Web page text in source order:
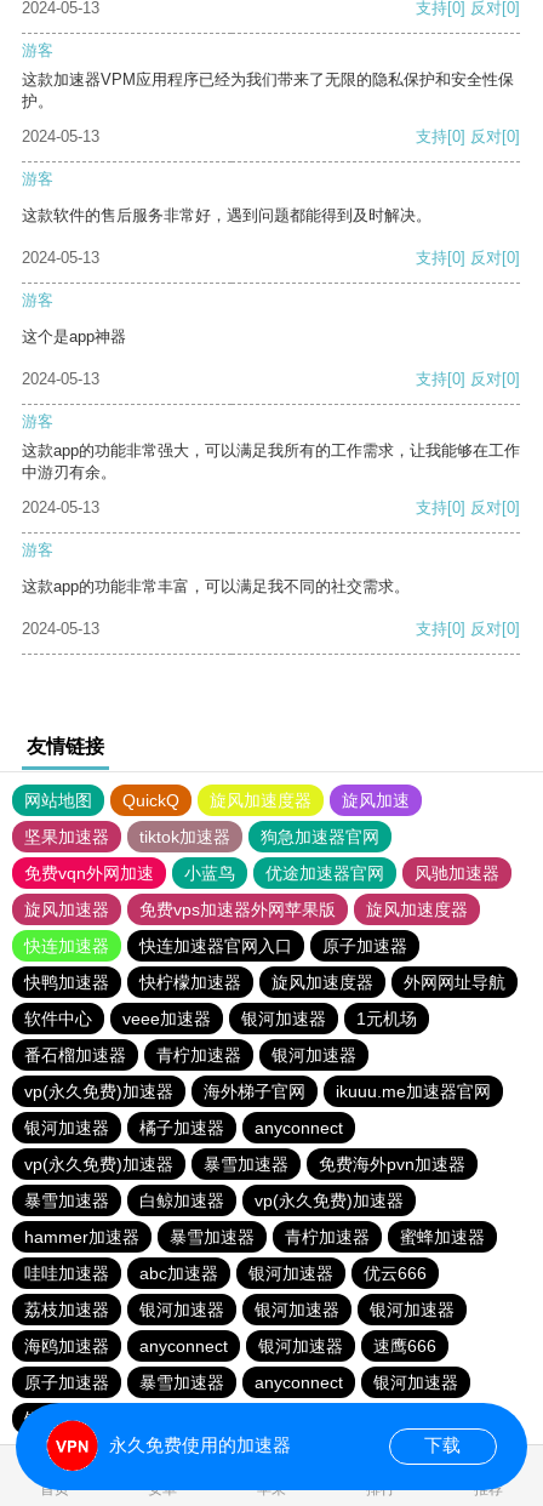
2024-05-13
支持[0] 反对[0]
游客
这款加速器VPM应用程序已经为我们带来了无限的隐私保护和安全性保
护。
2024-05-13
支持[0] 反对[0]
游客
这款软件的售后服务非常好，遇到问题都能得到及时解决。
2024-05-13 支持[0] 反对[0]
游客
这个是app神器
2024-05-13 支持[0] 反对[0]
游客
这款app的功能非常强大，可以满足我所有的工作需求，让我能够在工作
中游刃有余。
2024-05-13
支持[0] 反对[0]
游客
这款app的功能非常丰富，可以满足我不同的社交需求。
2024-05-13 支持[0] 反对[0]
友情链接
网站地图 QuickQ 旋风加速度器
旋风加速
坚果加速器
tiktok加速器
狗急加速器官网
免费vqn外网加速
小蓝鸟 优途加速器官网
风驰加速器
旋风加速器
免费vps加速器外网苹果版
旋风加速度器
快连加速器
快连加速器官网入口
原子加速器
快鸭加速器
快柠檬加速器 旋风加速度器
外网网址导航
软件中心
veee加速器 银河加速器
1元机场
番石榴加速器
青柠加速器
银河加速器
vp(永久免费)加速器
海外梯子官网
ikuuu.me加速器官网
银河加速器
橘子加速器
anyconnect
vp(永久免费)加速器
暴雪加速器
免费海外pvn加速器
暴雪加速器
白鲸加速器
vp(永久免费)加速器
hammer加速器
暴雪加速器 青柠加速器
蜜蜂加速器
哇哇加速器
abc加速器 银河加速器
优云666
荔枝加速器
银河加速器 银河加速器
银河加速器
海鸥加速器
anyconnect 银河加速器
速鹰666
原子加速器
暴雪加速器 anyconnect
银河加速器
银河加速器
首页 安卓 苹果 排行 推荐
永久免费使用的加速器 下载
0.175829s